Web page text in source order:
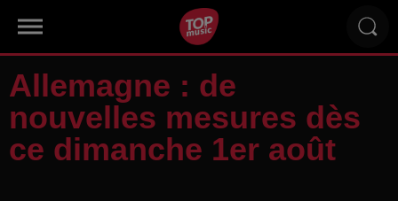
Allemagne : de
nouvelles mesures dès
ce dimanche 1er août